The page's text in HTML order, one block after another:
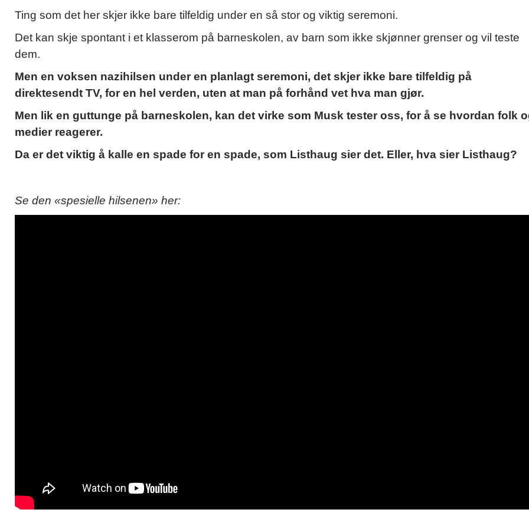
Ting som det her skjer ikke bare tilfeldig under en så stor og viktig seremoni.
Det kan skje spontant i et klasserom på barneskolen, av barn som ikke skjønner grenser og vil teste
dem.
Men en voksen nazihilsen under en planlagt seremoni, det skjer ikke bare tilfeldig på
direktesendt TV, for en hel verden, uten at man på forhånd vet hva man gjør.
Men lik en guttunge på barneskolen, kan det virke som Musk tester oss, for å se hvordan folk
medier reagerer.
Da er det viktig å kalle en spade for en spade, som Listhaug sier det. Eller, hva sier Listhaug?
Se den «spesielle hilsenen» her: